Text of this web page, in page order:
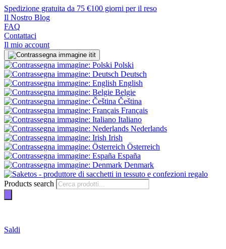
Spedizione gratuita da 75 €100 giorni per il reso
Il Nostro Blog
FAQ
Contattaci
Il mio account
it
Polski
Deutsch
English
Belgie
Čeština
Français
Italiano
Nederlands
Irish
Österreich
España
Denmark
Products search
Saldi